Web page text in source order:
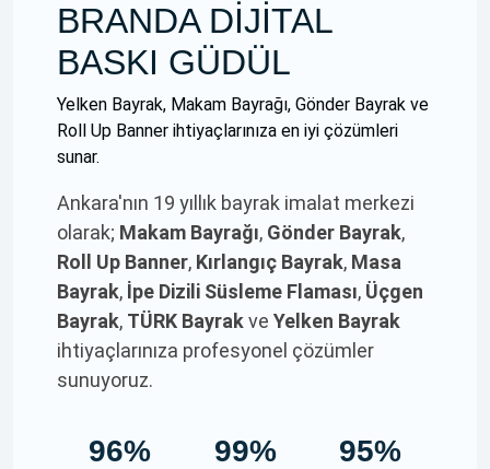
BRANDA DİJİTAL
BASKI GÜDÜL
Yelken Bayrak, Makam Bayrağı, Gönder Bayrak ve
Roll Up Banner ihtiyaçlarınıza en iyi çözümleri
sunar.
Ankara'nın 19 yıllık bayrak imalat merkezi
olarak; Makam Bayrağı, Gönder Bayrak,
Roll Up Banner, Kırlangıç Bayrak, Masa
Bayrak, İpe Dizili Süsleme Flaması, Üçgen
Bayrak, TÜRK Bayrakve Yelken Bayrak
ihtiyaçlarınıza profesyonel çözümler
sunuyoruz.
96% 99% 95%